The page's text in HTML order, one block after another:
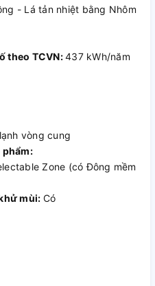
mang đến tổng thể thiết bị
đại. Đây là sản phẩm
cửa, cho phép người dùng
mà không làm hao hụt
hoàn thiện bằng chất
làm sạch, nhờ đó vẻ
trì theo thời gian.
- Lá tản nhiệt bằng Nhôm
theo TCVN:437 kWh/năm
vòng cung
phẩm:
Zone (có Đông mềm
mùi: Có